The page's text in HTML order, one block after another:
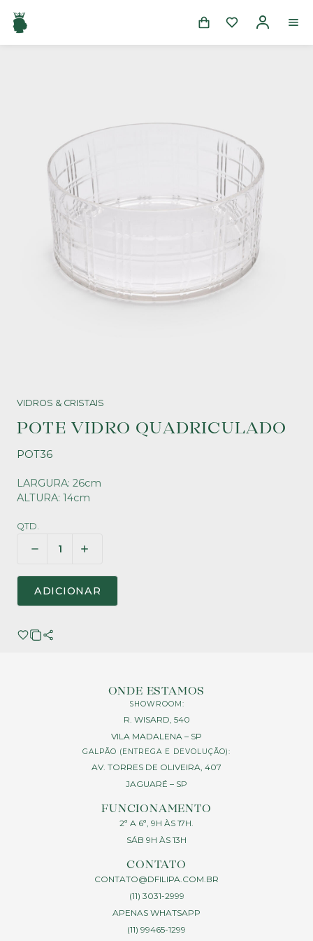
VIDROS & CRISTAIS
POTE VIDRO QUADRICULADO
POT36
LARGURA: 26cm
ALTURA: 14cm
QTD.
ADICIONAR
ONDE ESTAMOS
SHOWROOM:
R. WISARD, 540
VILA MADALENA – SP
GALPÃO (ENTREGA E DEVOLUÇÃO):
AV. TORRES DE OLIVEIRA, 407
JAGUARÉ – SP
FUNCIONAMENTO
2ª A 6ª, 9H ÀS 17H.
SÁB 9H ÀS 13H
CONTATO
CONTATO@DFILIPA.COM.BR
(11) 3031-2999
APENAS WHATSAPP
(11) 99465-1299